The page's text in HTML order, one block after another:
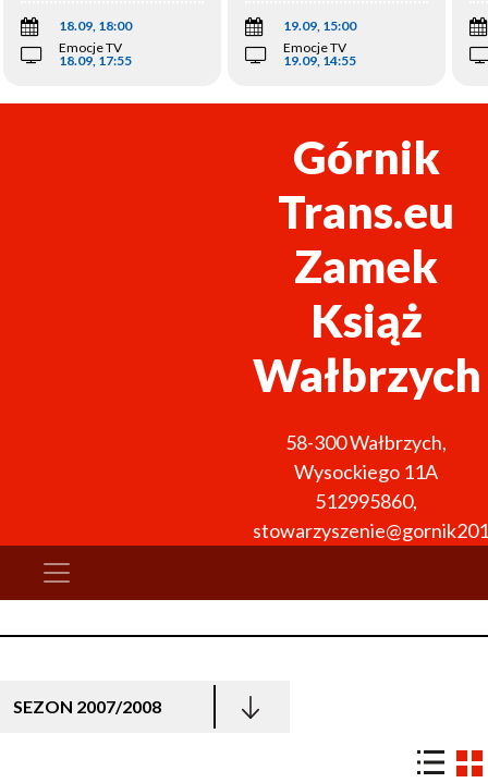
18.09, 18:00
Emocje TV
18.09, 17:55
19.09, 15:00
Emocje TV
19.09, 14:55
Górnik
Trans.eu
Zamek
Książ
Wałbrzych
58-300Wałbrzych,
Wysockiego 11A
512995860,
SEZON 2007/2008